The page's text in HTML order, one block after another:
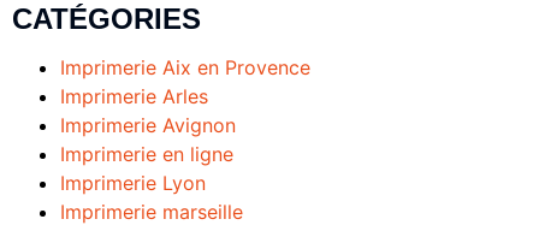
CATÉGORIES
Imprimerie Aix en Provence
Imprimerie Arles
Imprimerie Avignon
Imprimerie en ligne
Imprimerie Lyon
Imprimerie marseille